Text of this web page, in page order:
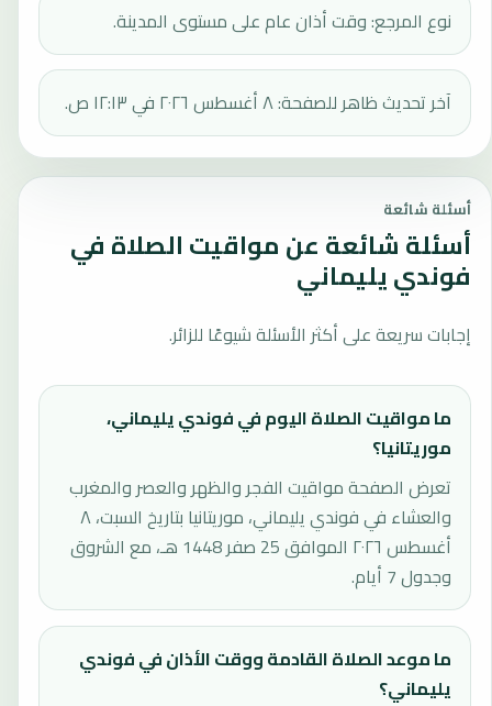
نوع المرجع: وقت أذان عام على مستوى المدينة.
آخر تحديث ظاهر للصفحة: ٨ أغسطس ٢٠٢٦ في ١٢:١٣ ص.
أسئلة شائعة
أسئلة شائعة عن مواقيت الصلاة في
فوندي يليماني
إجابات سريعة على أكثر الأسئلة شيوعًا للزائر.
ما مواقيت الصلاة اليوم في فوندي يليماني،
موريتانيا؟
تعرض الصفحة مواقيت الفجر والظهر والعصر والمغرب
والعشاء في فوندي يليماني، موريتانيا بتاريخ السبت، ٨
أغسطس ٢٠٢٦ الموافق 25 صفر 1448 هـ، مع الشروق
وجدول 7 أيام.
ما موعد الصلاة القادمة ووقت الأذان في فوندي
يليماني؟